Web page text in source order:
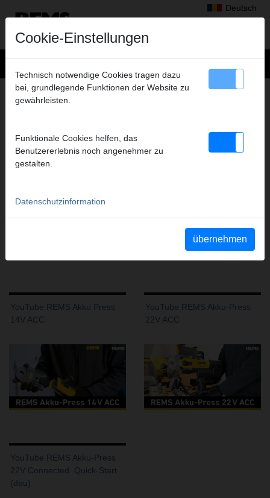
Deutsch
RADIALPRESSEN
YouTube REMS Mini-Press
22V ACC
YouTube REMS Power-Press
YouTube REMS Akku Press
14V ACC
YouTube REMS Akku-Press
22V ACC
YouTube REMS Akku-Press
22V Connected  Quick-Start
(deu)
Cookie-Einstellungen
Technisch notwendige Cookies tragen dazu
bei, grundlegende Funktionen der Website zu
gewährleisten.
Funktionale Cookies helfen, das
Benutzererlebnis noch angenehmer zu
gestalten.
Datenschutzinformation
übernehmen